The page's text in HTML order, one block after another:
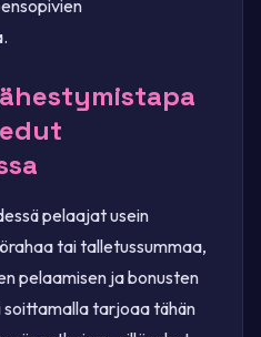
pelaajat usein
tai talletussummaa,
pelaamisen ja bonusten
tarjoaa tähän